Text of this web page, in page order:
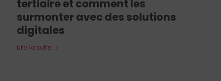
tertiaire et comment les
surmonter avec des solutions
digitales
Lire la suite